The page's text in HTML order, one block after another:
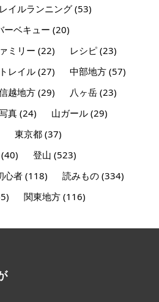
イルランニング(53)
ーベキュー (20)
ミリー (22) レシピ(23)
レイル(27) 中部地方(57)
越地方(29) 八ヶ岳(23)
真(24) 山ガール(29)
東京都(37)
(40) 登山 (523)
心者(118) 読みもの(334)
関東地方(116)